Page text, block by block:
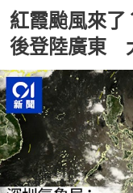
紅霞颱風來
後登陸廣東